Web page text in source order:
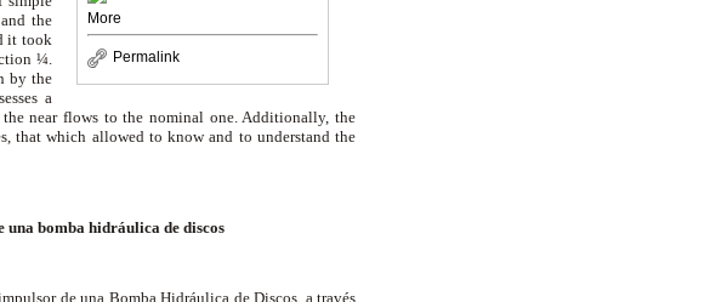
More
Permalink
the
it took
¼.
by the
a
near flows to the nominal one. Additionally, the
that which allowed to know and to understand the
bomba hidráulica de discos
de una Bomba Hidráulica de Discos, a través